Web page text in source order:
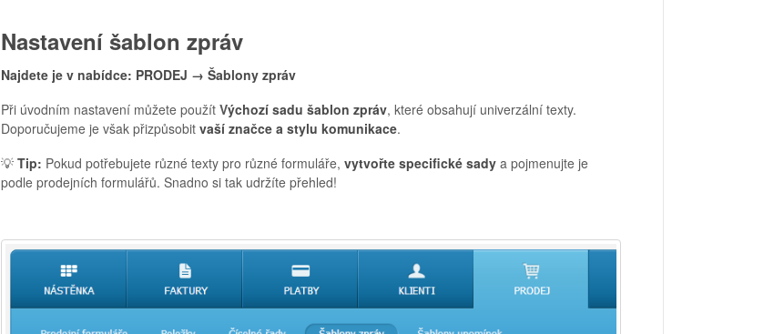
Nastavení šablon zpráv
Najdete je v nabídce: PRODEJ → Šablony zpráv
Při úvodním nastavení můžete použít Výchozí sadu šablon zpráv, které obsahují univerzální texty.
Doporučujeme je však přizpůsobit vaší značce a stylu komunikace.
💡 Tip: Pokud potřebujete různé texty pro různé formuláře, vytvořte specifické sadya pojmenujte je
podle prodejních formulářů. Snadno si tak udržíte přehled!